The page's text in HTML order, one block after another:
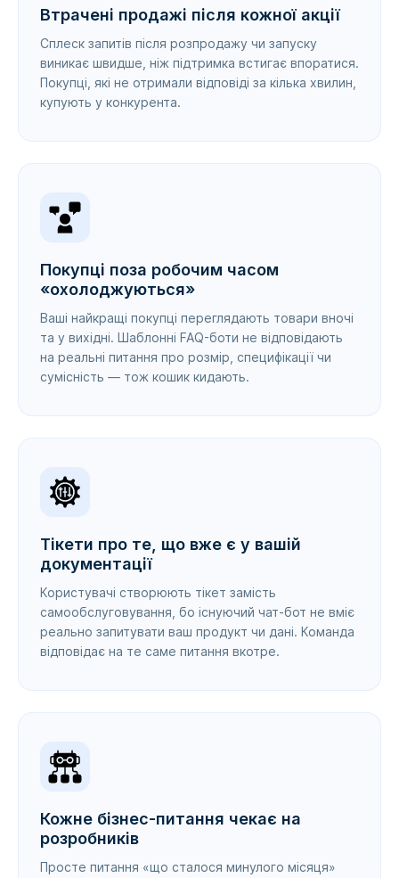
Втрачені продажі після кожної акції
Сплеск запитів після розпродажу чи запуску
виникає швидше, ніж підтримка встигає впоратися.
Покупці, які не отримали відповіді за кілька хвилин,
купують у конкурента.
Покупці поза робочим часом
«охолоджуються»
Ваші найкращі покупці переглядають товари вночі
та у вихідні. Шаблонні FAQ-боти не відповідають
на реальні питання про розмір, специфікації чи
сумісність — тож кошик кидають.
Тікети про те, що вже є у вашій
документації
Користувачі створюють тікет замість
самообслуговування, бо існуючий чат-бот не вміє
реально запитувати ваш продукт чи дані. Команда
відповідає на те саме питання вкотре.
Кожне бізнес-питання чекає на
розробників
Просте питання «що сталося минулого місяця»